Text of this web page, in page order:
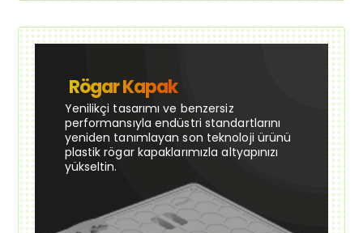
Rögar Kapak
Yenilikçi tasarımı ve benzersiz
performansıyla endüstri standartlarını
yeniden tanımlayan son teknoloji ürünü
plastik rögar kapaklarımızla altyapınızı
yükseltin.